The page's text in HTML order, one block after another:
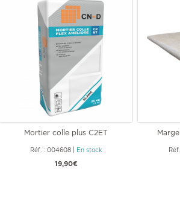
Mortier colle plus C2ET
Réf. : 004608| En stock
19,90€